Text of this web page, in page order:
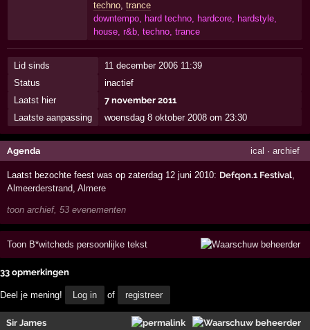
techno, trance
downtempo, hard techno, hardcore, hardstyle,
house, r&b, techno, trance
Lid sinds
11 december 2006 11:39
Status
inactief
Laatst hier
7 november 2011
Laatste aanpassing
woensdag 8 oktober 2008 om 23:30
Agenda ical · archief
Laatst bezochte feest was op zaterdag 12 juni 2010: Defqon.1 Festival
Almeerderstrand ,Almere
toon archief, 53 evenementen
Toon B*witcheds persoonlijke tekst
33 opmerkingen
Deel je mening! Log in of registreer
Sir James